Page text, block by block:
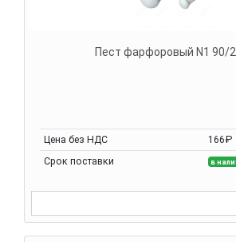
Пест фарфоровый N1 90/
Цена без НДС
166₽
Срок поставки
в